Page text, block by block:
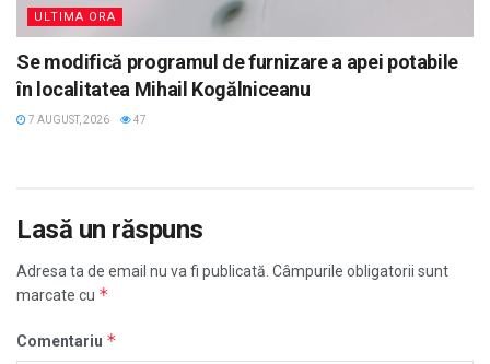
ULTIMA ORA
Se modifică programul de furnizare a apei potabile
în localitatea Mihail Kogălniceanu
7 AUGUST, 2026 47
Lasă un răspuns
Adresa ta de email nu va fi publicată. Câmpurile obligatorii sunt
marcate cu *
Comentariu *